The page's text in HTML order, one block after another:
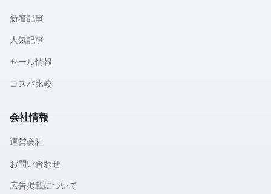
新着記事
人気記事
セール情報
コスパ比較
会社情報
運営会社
お問い合わせ
広告掲載について